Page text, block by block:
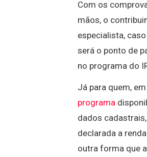
Com os
mãos, o
especialista,
será o ponto de
no programa do
Já para quem,
programa
dados
declarada a
outra forma que